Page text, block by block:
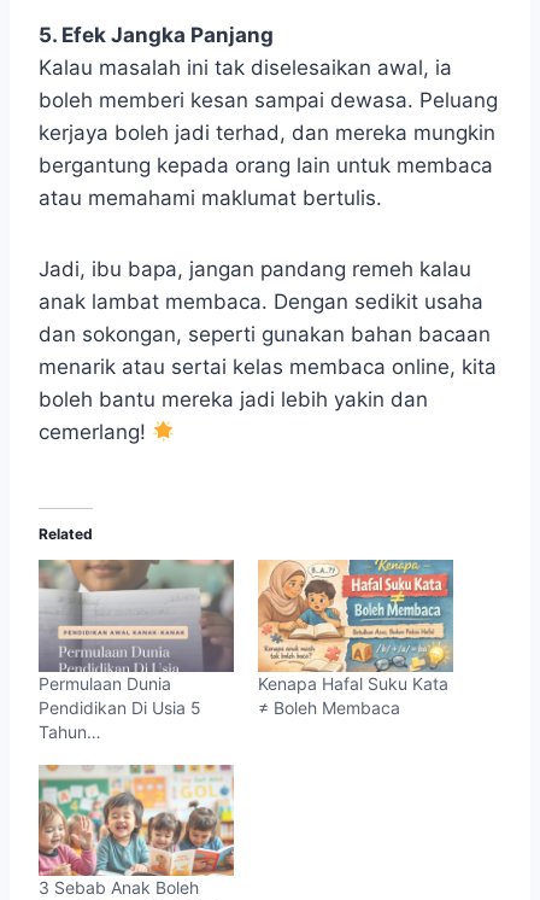
5. Efek Jangka Panjang
Kalau masalah ini tak diselesaikan awal, ia
boleh memberi kesan sampai dewasa. Peluang
kerjaya boleh jadi terhad, dan mereka mungkin
bergantung kepada orang lain untuk membaca
atau memahami maklumat bertulis.
Jadi, ibu bapa, jangan pandang remeh kalau
anak lambat membaca. Dengan sedikit usaha
dan sokongan, seperti gunakan bahan bacaan
menarik atau sertai kelas membaca online, kita
boleh bantu mereka jadi lebih yakin dan
cemerlang!
Related
Permulaan Dunia
Pendidikan Di Usia 5
Tahun…
Kenapa Hafal Suku Kata
≠ Boleh Membaca
3 Sebab Anak Boleh